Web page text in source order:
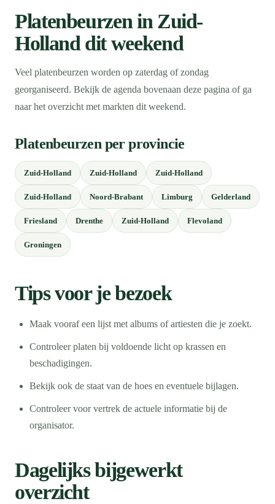
Platenbeurzen in Zuid-
Holland dit weekend
Veel platenbeurzen worden op zaterdag of zondag
georganiseerd. Bekijk de agenda bovenaan deze pagina of ga
naar het overzicht met markten dit weekend.
Platenbeurzen per provincie
Zuid-Holland Zuid-Holland Zuid-Holland
Zuid-Holland Noord-Brabant Limburg Gelderland
Friesland Drenthe Zuid-Holland Flevoland
Groningen
Tips voor je bezoek
Maak vooraf een lijst met albums of artiesten die je zoekt.
Controleer platen bij voldoende licht op krassen en
beschadigingen.
Bekijk ook de staat van de hoes en eventuele bijlagen.
Controleer voor vertrek de actuele informatie bij de
organisator.
Dagelijks bijgewerkt
overzicht